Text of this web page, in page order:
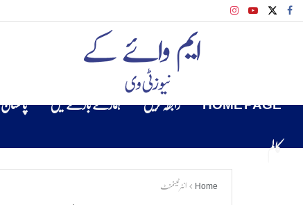
HOME PAGE رابطہ کریں ہمارے بارے میں پاکستان
کالم
Home انٹرٹینمنٹ